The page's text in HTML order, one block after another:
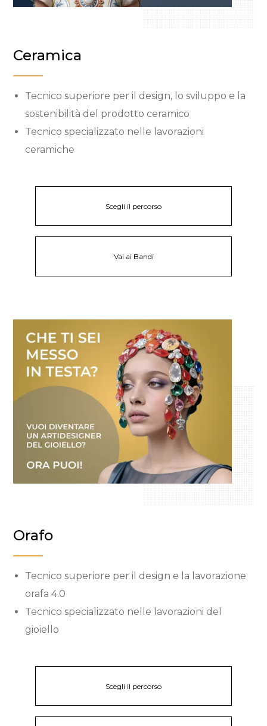
Ceramica
Tecnico superiore per il design, lo sviluppo e la
sostenibilità del prodotto ceramico
Tecnico specializzato nelle lavorazioni
ceramiche
Scegli il percorso
Vai ai Bandi
Orafo
Tecnico superiore per il design e la lavorazione
orafa 4.0
Tecnico specializzato nelle lavorazioni del
gioiello
Scegli il percorso